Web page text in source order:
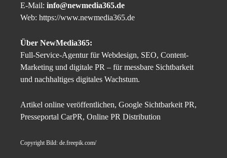
E-Mail: info@newmedia365.de
Web: https://www.newmedia365.de
Über NewMedia365:
Full-Service-Agentur für Webdesign, SEO, Content-
Marketing und digitale PR – für messbare Sichtbarkeit
und nachhaltiges digitales Wachstum.
Artikel online veröffentlichen, Google Sichtbarkeit PR,
Presseportal CarPR, Online PR Distribution
Copyright Bild: de.freepik.com/